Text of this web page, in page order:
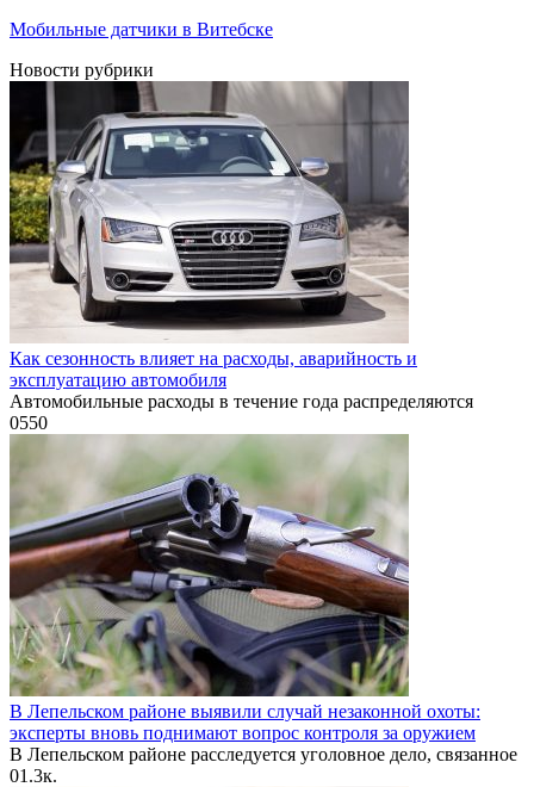
Мобильные датчики в Витебске
Новости рубрики
Как сезонность влияет на расходы, аварийность и
эксплуатацию автомобиля
Автомобильные расходы в течение года распределяются
0550
В Лепельском районе выявили случай незаконной охоты:
эксперты вновь поднимают вопрос контроля за оружием
В Лепельском районе расследуется уголовное дело, связанное
01.3к.